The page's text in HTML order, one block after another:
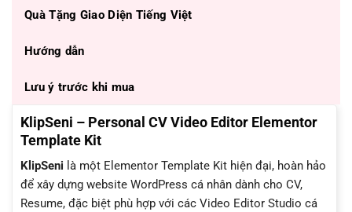
Quà Tặng Giao Diện Tiếng Việt
Hướng dẫn
Lưu ý trước khi mua
KlipSeni – Personal CV Video Editor Elementor
Template Kit
KlipSeni là một Elementor Template Kit hiện đại, hoàn hảo
để xây dựng website WordPress cá nhân dành cho CV,
Resume, đặc biệt phù hợp với các Video Editor Studio cá